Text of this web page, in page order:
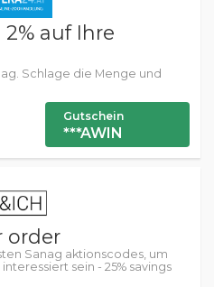
auf Ihre
Schlage die Menge und
Gutschein
***AWIN
order
Sanag aktionscodes, um
sein - 25% savings